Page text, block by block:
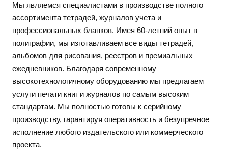
Мы являемся специалистами в производстве полного
ассортимента тетрадей, журналов учета и
профессиональных бланков. Имея 60-летний опыт в
полиграфии, мы изготавливаем все виды тетрадей,
альбомов для рисования, реестров и премиальных
ежедневников. Благодаря современному
высокотехнологичному оборудованию мы предлагаем
услуги печати книг и журналов по самым высоким
стандартам. Мы полностью готовы к серийному
производству, гарантируя оперативность и безупречное
исполнение любого издательского или коммерческого
проекта.